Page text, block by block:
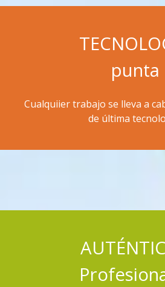
punta
Cualquiier trabajo se lleva a
de última
P